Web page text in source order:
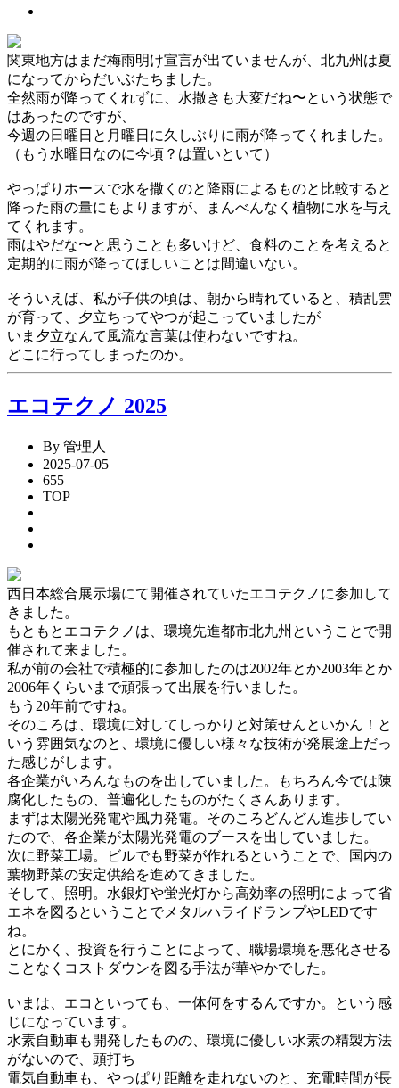
関東地方はまだ梅雨明け宣言が出ていませんが、北九州は夏
になってからだいぶたちました。
全然雨が降ってくれずに、水撒きも大変だね〜という状態で
はあったのですが、
今週の日曜日と月曜日に久しぶりに雨が降ってくれました。
（もう水曜日なのに今頃？は置いといて）
やっぱりホースで水を撒くのと降雨によるものと比較すると
降った雨の量にもよりますが、まんべんなく植物に水を与え
てくれます。
雨はやだな〜と思うことも多いけど、食料のことを考えると
定期的に雨が降ってほしいことは間違いない。
そういえば、私が子供の頃は、朝から晴れていると、積乱雲
が育って、夕立ちってやつが起こっていましたが
いま夕立なんて風流な言葉は使わないですね。
どこに行ってしまったのか。
エコテクノ 2025
By 管理人
2025-07-05
655
TOP
西日本総合展示場にて開催されていたエコテクノに参加して
きました。
もともとエコテクノは、環境先進都市北九州ということで開
催されて来ました。
私が前の会社で積極的に参加したのは2002年とか2003年とか
2006年くらいまで頑張って出展を行いました。
もう20年前ですね。
そのころは、環境に対してしっかりと対策せんといかん！と
いう雰囲気なのと、環境に優しい様々な技術が発展途上だっ
た感じがします。
各企業がいろんなものを出していました。もちろん今では陳
腐化したもの、普遍化したものがたくさんあります。
まずは太陽光発電や風力発電。そのころどんどん進歩してい
たので、各企業が太陽光発電のブースを出していました。
次に野菜工場。ビルでも野菜が作れるということで、国内の
葉物野菜の安定供給を進めてきました。
そして、照明。水銀灯や蛍光灯から高効率の照明によって省
エネを図るということでメタルハライドランプやLEDです
ね。
とにかく、投資を行うことによって、職場環境を悪化させる
ことなくコストダウンを図る手法が華やかでした。
いまは、エコといっても、一体何をするんですか。という感
じになっています。
水素自動車も開発したものの、環境に優しい水素の精製方法
がないので、頭打ち
電気自動車も、やっぱり距離を走れないのと、充電時間が長